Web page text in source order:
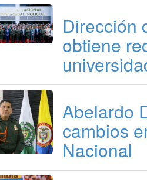
Dirección
obtiene
Abelardo
cambios
Nacional